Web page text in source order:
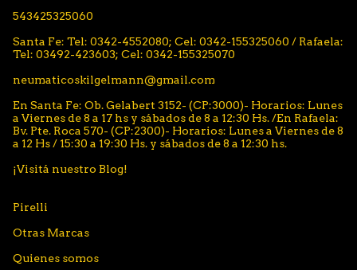
543425325060
Santa Fe: Tel: 0342-4552080; Cel: 0342-155325060 / Rafaela:
Tel: 03492-423603; Cel: 0342-155325070
neumaticoskilgelmann@gmail.com
En Santa Fe: Ob. Gelabert 3152- (CP:3000)- Horarios: Lunes
a Viernes de 8 a 17 hs y sábados de 8 a 12:30 Hs. /En Rafaela:
Bv. Pte. Roca 570- (CP:2300)- Horarios: Lunes a Viernes de 8
a 12 Hs / 15:30 a 19:30 Hs. y sábados de 8 a 12:30 hs.
¡Visitá nuestro Blog!
Pirelli
Otras Marcas
Quienes somos